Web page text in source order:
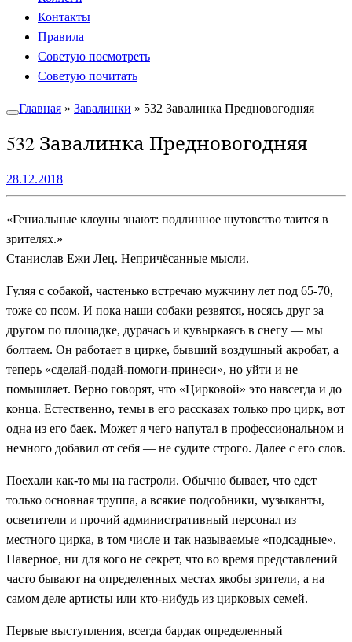
Контакты
Правила
Советую посмотреть
Советую почитать
Главная » Завалинки » 532 Завалинка Предновогодняя
532 Завалинка Предновогодняя
28.12.2018
«Гениальные клоуны знают: подлинное шутовство таится в
зрителях.»
Станислав Ежи Лец. Непричёсанные мысли.
Гуляя с собакой, частенько встречаю мужчину лет под 65-70,
тоже со псом. И пока наши собаки резвятся, носясь друг за
другом по площадке, дурачась и кувыркаясь в снегу — мы
болтаем. Он работает в цирке, бывший воздушный акробат, а
теперь «сделай-подай-помоги-принеси», но уйти и не
помышляет. Верно говорят, что «Цирковой» это навсегда и до
конца. Естественно, темы в его рассказах только про цирк, вот
одна из его баек. Может я чего напутал в профессиональном и
немного добавил от себя — не судите строго. Далее с его слов.
Поехали как-то мы на гастроли. Обычно бывает, что едет
только основная труппа, а всякие подсобники, музыканты,
осветители и прочий административный персонал из
местного цирка, в том числе и так называемые «подсадные».
Наверное, ни для кого не секрет, что во время представлений
часто бывают на определенных местах якобы зрители, а на
самом деле артисты или кто-нибудь из цирковых семей.
Первые выступления, всегда бардак определенный